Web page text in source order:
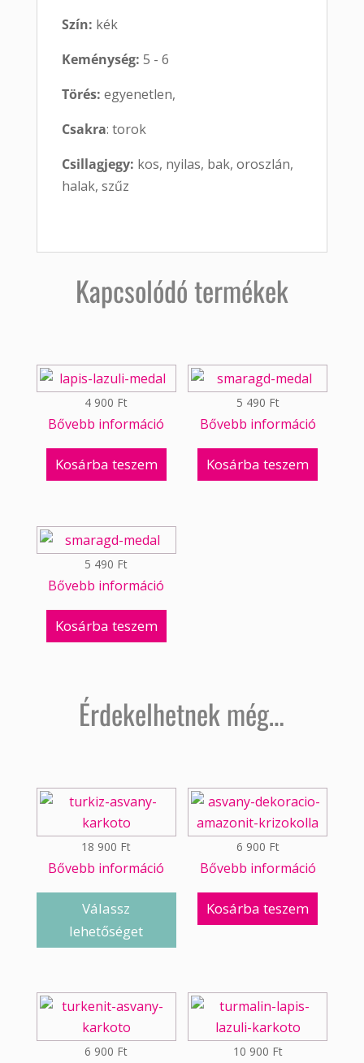
Szín: kék
Keménység: 5 - 6
Törés: egyenetlen,
Csakra: torok
Csillagjegy: kos, nyilas, bak, oroszlán,
halak, szűz
Kapcsolódó termékek
4 900 Ft
Bővebb információ
Kosárba teszem
5 490 Ft
Bővebb információ
Kosárba teszem
5 490 Ft
Bővebb információ
Kosárba teszem
Érdekelhetnek még…
18 900 Ft
Bővebb információ
Válassz
lehetőséget
6 900 Ft
Bővebb információ
Kosárba teszem
6 900 Ft 10 900 Ft